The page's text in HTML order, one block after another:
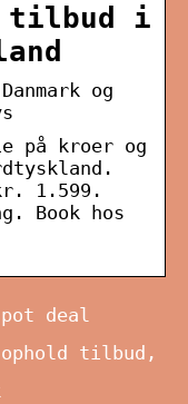
tilbud i
og
på kroer og
1.599.
Book hos
deal
tilbud,